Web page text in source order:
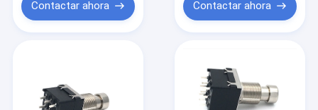
Potenciómetro rotatorio
Contactar ahora Contactar ahora